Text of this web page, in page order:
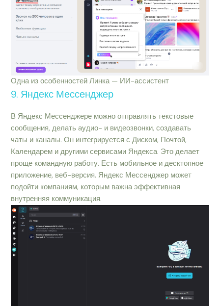
Одна из особенностей Линка — ИИ-ассистент
9. Яндекс Мессенджер
В Яндекс Мессенджере можно отправлять текстовые
сообщения, делать аудио- и видеозвонки, создавать
чаты и каналы. Он интегрируется с Диском, Почтой,
Календарем и другими сервисами Яндекса. Это делает
проще командную работу. Есть мобильное и десктопное
приложение, веб-версия. Яндекс Мессенджер может
подойти компаниям, которым важна эффективная
внутренняя коммуникация.